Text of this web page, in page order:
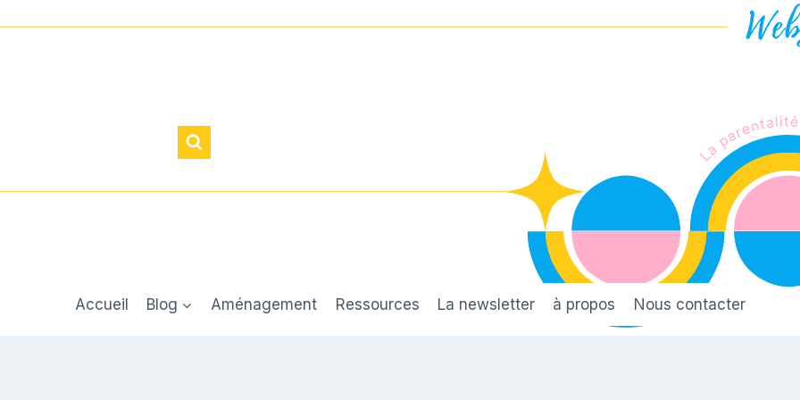
Accueil Blog Aménagement Ressources La newsletter à propos Nous contacter